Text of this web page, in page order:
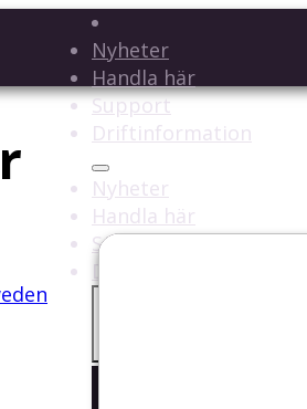
Nyheter
Handla här
Support
Driftinformation
Nyheter
Handla här
Support
Driftinformation